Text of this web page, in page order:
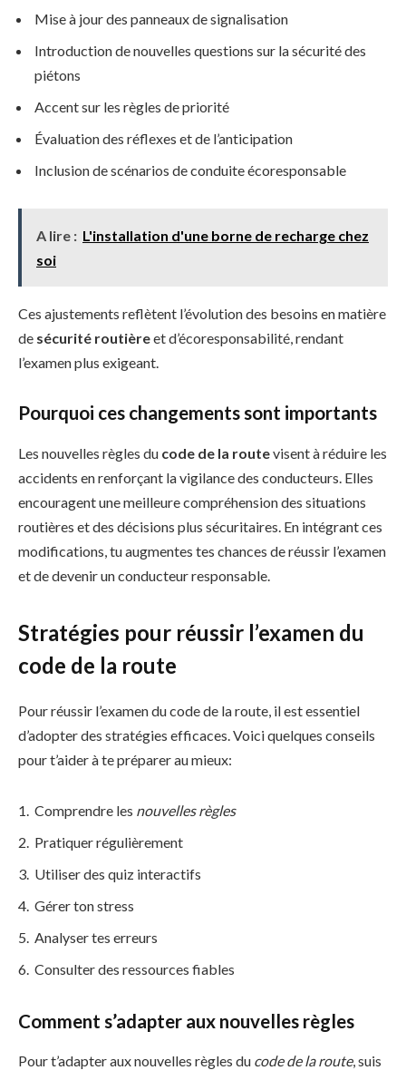
Mise à jour des panneaux de signalisation
Introduction de nouvelles questions sur la sécurité des
piétons
Accent sur les règles de priorité
Évaluation des réflexes et de l’anticipation
Inclusion de scénarios de conduite écoresponsable
A lire : L'installation d'une borne de recharge chez
soi
Ces ajustements reflètent l’évolution des besoins en matière
de sécurité routièreet d’écoresponsabilité, rendant
l’examen plus exigeant.
Pourquoi ces changements sont importants
Les nouvelles règles du code de la routevisent à réduire les
accidents en renforçant la vigilance des conducteurs. Elles
encouragent une meilleure compréhension des situations
routières et des décisions plus sécuritaires. En intégrant ces
modifications, tu augmentes tes chances de réussir l’examen
et de devenir un conducteur responsable.
Stratégies pour réussir l’examen du
code de la route
Pour réussir l’examen du code de la route, il est essentiel
d’adopter des stratégies efficaces. Voici quelques conseils
pour t’aider à te préparer au mieux:
Comprendre les nouvelles règles
Pratiquer régulièrement
Utiliser des quiz interactifs
Gérer ton stress
Analyser tes erreurs
Consulter des ressources fiables
Comment s’adapter aux nouvelles règles
Pour t’adapter aux nouvelles règles du code de la route, suis